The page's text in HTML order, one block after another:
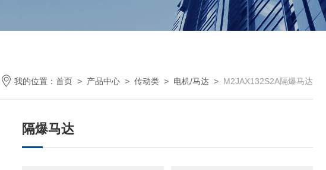
我的位置： 首页 > 产品中心 > 传动类 > 电机/马达 > M2JAX132S2A隔爆马达
隔爆马达